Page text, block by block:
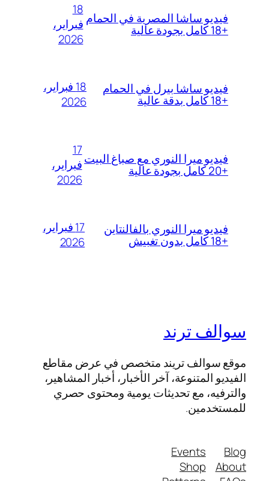
فيديو ساشا المصرية في الحمام
+18 كامل بجودة عالية
18
فبراير،
2026
فيديو ساشا بيرل في الحمام
+18 كامل بدقة عالية
18 فبراير،
2026
فيديو ميرا النوري مع صباغ البيت
+20 كامل بجودة عالية
17
فبراير،
2026
فيديو ميرا النوري بالفالنتاين
+18 كامل بدون تغبيش
17 فبراير،
2026
سوالف ترند
موقع سوالف تريند متخصص في عرض مقاطع
الفيديو المتنوعة، آخر الأخبار، أخبار المشاهير،
والترفيه، مع تحديثات يومية ومحتوى حصري
للمستخدمين.
Blog
About
Events
Shop